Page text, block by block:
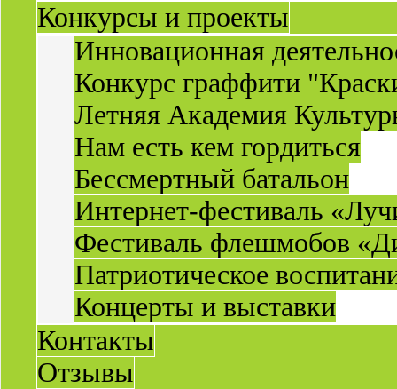
Конкурсы и проекты
Инновационная
Конкурс граффити
Летняя Академия
Нам есть кем гордиться
Бессмертный батальон
Интернет-фестиваль
Фестиваль флешмобов
Патриотическое
Концерты и выставки
Контакты
Отзывы